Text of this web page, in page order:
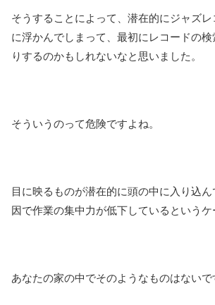
そうすることによって、潜在的にジャズ
に浮かんでしまって、最初にレコードの
りするのかもしれないなと思いました。
そういうのって危険ですよね。
目に映るものが潜在的に頭の中に入り込
因で作業の集中力が低下しているというケ
あなたの家の中でそのようなものはないで